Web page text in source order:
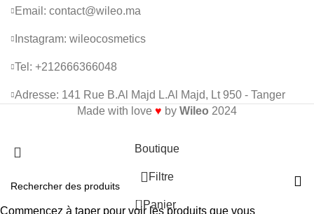
Email: contact@wileo.ma
Instagram: wileocosmetics
Tel: +212666366048
Adresse: 141 Rue B.Al Majd L.Al Majd, Lt 950 - Tanger
Made with love ♥ by Wileo 2024
Commencez à taper pour voir les produits que vous
Boutique
Filtre
0 Panier